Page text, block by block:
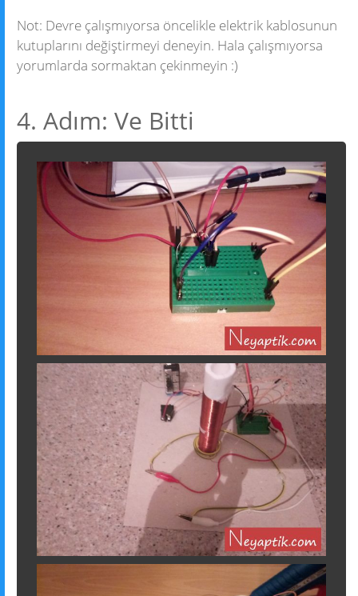
Not: Devre çalışmıyorsa öncelikle elektrik kablosunun
kutuplarını değiştirmeyi deneyin. Hala çalışmıyorsa
yorumlarda sormaktan çekinmeyin :)
4. Adım: Ve Bitti